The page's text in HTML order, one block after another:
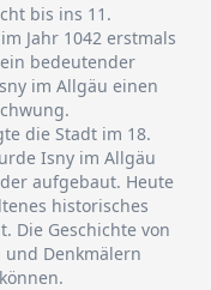
bis ins 11.
Jahr 1042 erstmals
bedeutender
im Allgäu einen
die Stadt im 18.
Isny im Allgäu
aufgebaut. Heute
historisches
Die Geschichte von
Denkmälern